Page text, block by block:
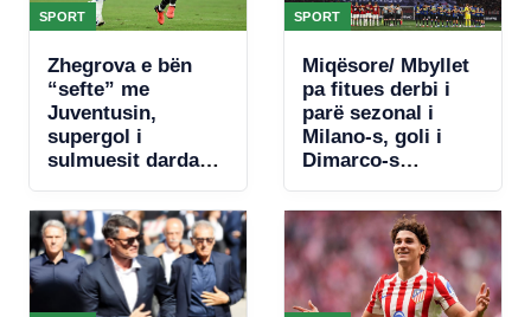
SPORT
Zhegrova e bën
“sefte” me
Juventusin,
supergol i
sulmuesit dardan i
së Vjetër” në
miqësoren ndaj
Chelsea-t
SPORT
Miqësore/ Mbyllet
pa fitues derbi i
parë sezonal i
Milano-s, goli i
Dimarco-s
penalltia e Nkunku